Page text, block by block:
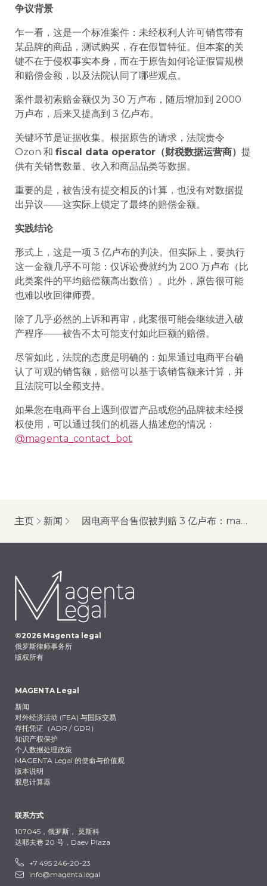
争议背景
乍一看，这是一个标准案件：未经权利人许可销售带有
某品牌的商品，测试购买，存在假冒特征。但本案的关
键不在于侵权事实本身，而在于原告如何论证假冒规模
和赔偿金额，以及法院认同了哪些观点。
案件最初索赔金额仅为 30 万卢布，随后增加到 2000
万卢布，后来又提高到 3 亿卢布。
关键环节是证据收集。根据原告的请求，法院责令
Ozon 和 fiscal data operator（财税数据运营商） 提
供有关销售数量、收入和商品品类等数据。
重要的是，被告没有提交相反的计算，也没有对数据提
出异议——这实际上锁定了最终的赔偿金额。
实践结论
形式上，这是一项 3 亿卢布的判决。但实际上，要执行
这一金额几乎不可能：仅诉讼费就约为 200 万卢布（比
此类案件的平均赔偿额高出数倍）。此外，原告很可能
也难以收回律师费。
除了几乎必然的上诉和再审，此案很可能会继续进入破
产程序——被告不太可能支付如此巨额的赔偿。
尽管如此，法院的态度是明确的：如果通过电商平台确
认了可观的销售额，赔偿可以基于该销售额来计算，并
且法院可以全额支持。
如果您在电商平台上遇到假冒产品或您的品牌被未经授
权使用，可以通过我们的机器人描述您的情况：
@magenta_contact_bot
主页 新闻 因电商平台售假被判赔 3 亿卢布：makita 案例
©2026 Magenta legal
俄罗斯律师事务所
版权所有
MAGENTA Legal
新闻
对外经济活动 (FEA) 与国际交易
存托凭证（ADR / GDR）
知识产权保护
个人数据处理政策
MAGENTA Legal 的使命与价值观
版本说明
股息计算器
联系方式
107045，俄罗斯， 莫斯科
达耶夫巷 20 号，Daev Plaza
+7 495 246-20-23
info@magenta.legal